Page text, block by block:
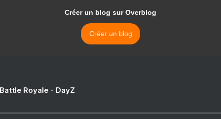
Créer un blog sur Overblog
Créer un blog
Royale - DayZ